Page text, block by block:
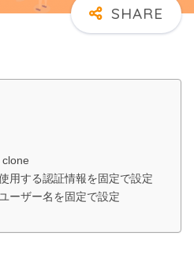
clone
用する認証情報を固定で設定
ーザー名を固定で設定